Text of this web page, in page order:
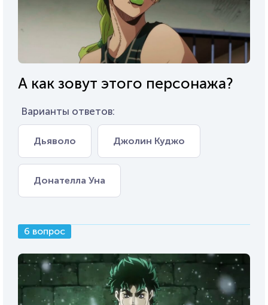
А как зовут этого персонажа?
Варианты ответов:
Дьяволо Джолин Куджо
Донателла Уна
6 вопрос